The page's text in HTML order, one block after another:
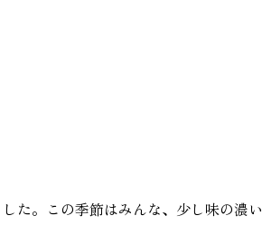
た。この季節はみんな、少し味の濃い